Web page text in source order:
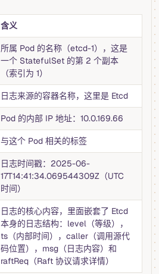
含义
所属 Pod 的名称（etcd-1），这是
一个 StatefulSet 的第 2 个副本
（索引为 1）
日志来源的容器名称，这里是 Etcd
Pod 的内部 IP 地址：10.0.169.66
与这个 Pod 相关的标签
日志时间戳：2025-06-
17T14:41:34.069544309Z（UTC
时间）
日志的核心内容，里面嵌套了 Etcd
本身的日志结构：level（等级），
ts（内部时间），caller（调用源代
码位置），msg（日志内容）和
raftReq（Raft 协议请求详情）